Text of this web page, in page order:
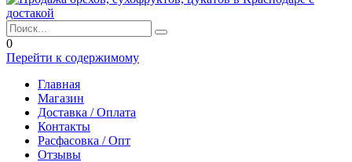
0
Перейти к содержимому
Главная
Магазин
Доставка / Оплата
Контакты
Расфасовка / Опт
Отзывы